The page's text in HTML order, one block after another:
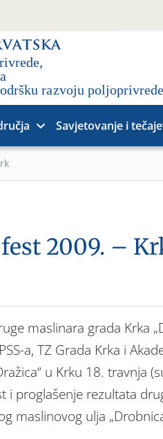
Savjetovanje i
2009. –
maslinara grada Krka
a, TZ Grada Krka i
u Krku 18. travnja
i proglašenje rezultata
maslinovog ulja